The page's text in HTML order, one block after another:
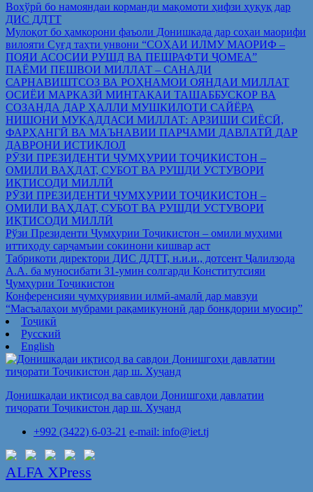
Вохўрӣ бо намояндаи корманди мақомоти ҳифзи ҳуқуқ дар
ДИС ДДТТ
Мулоқот бо ҳамкорони фаъоли Донишкада дар соҳаи маорифи
вилояти Суғд таҳти унвони “СОҲАИ ИЛМУ МАОРИФ –
ПОЯИ АСОСИИ РУШД ВА ПЕШРАФТИ ҶОМЕА”
ПАЁМИ ПЕШВОИ МИЛЛАТ – САНАДИ
САРНАВИШТСОЗ ВА РОҲНАМОИ ОЯНДАИ МИЛЛАТ
ОСИЁИ МАРКАЗӢ МИНТАҚАИ ТАШАББУСКОР ВА
СОЗАНДА ДАР ҲАЛЛИ МУШКИЛОТИ САЙЁРА
НИШОНИ МУҚАДДАСИ МИЛЛАТ: АРЗИШИ СИЁСӢ,
ФАРҲАНГӢ ВА МАЪНАВИИ ПАРЧАМИ ДАВЛАТӢ ДАР
ДАВРОНИ ИСТИҚЛОЛ
РӮЗИ ПРЕЗИДЕНТИ ҶУМҲУРИИ ТОҶИКИСТОН –
ОМИЛИ ВАҲДАТ, СУБОТ ВА РУШДИ УСТУВОРИ
ИҚТИСОДИ МИЛЛӢ
РӮЗИ ПРЕЗИДЕНТИ ҶУМҲУРИИ ТОҶИКИСТОН –
ОМИЛИ ВАҲДАТ, СУБОТ ВА РУШДИ УСТУВОРИ
ИҚТИСОДИ МИЛЛӢ
Рўзи Президенти Ҷумҳурии Тоҷикистон – омили муҳими
иттиҳоду сарҷамъии сокинони кишвар аст
Табрикоти директори ДИС ДДТТ, н.и.и., дотсент Ҷалилзода
А.А. ба муносибати 31-умин солгарди Конститутсияи
Ҷумҳурии Тоҷикистон
Конференсияи ҷумҳуриявии илмӣ-амалӣ дар мавзуи
“Масъалаҳои мубрами рақамикунонӣ дар бонкдории муосир”
Тоҷикӣ
Русский
English
Донишкадаи иқтисод ва савдои Донишгоҳи давлатии
тиҷорати Тоҷикистон дар ш. Хуҷанд
+992 (3422) 6-03-21 e-mail: info@iet.tj
ALFA XPress